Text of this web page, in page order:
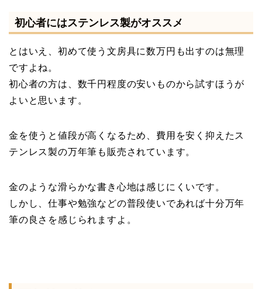
初心者にはステンレス製がオススメ
とはいえ、初めて使う文房具に数万円も出すのは無理
ですよね。
初心者の方は、数千円程度の安いものから試すほうが
よいと思います。
金を使うと値段が高くなるため、費用を安く抑えたス
テンレス製の万年筆も販売されています。
金のような滑らかな書き心地は感じにくいです。
しかし、仕事や勉強などの普段使いであれば十分万年
筆の良さを感じられますよ。